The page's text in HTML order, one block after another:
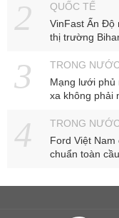
QUỐC TẾ
VinFast Ấn Độ
thị trường
TRONG NƯỚC
Mạng lưới phủ
xa không phải
TRONG NƯỚC
Ford Việt
chuẩn toàn cầu